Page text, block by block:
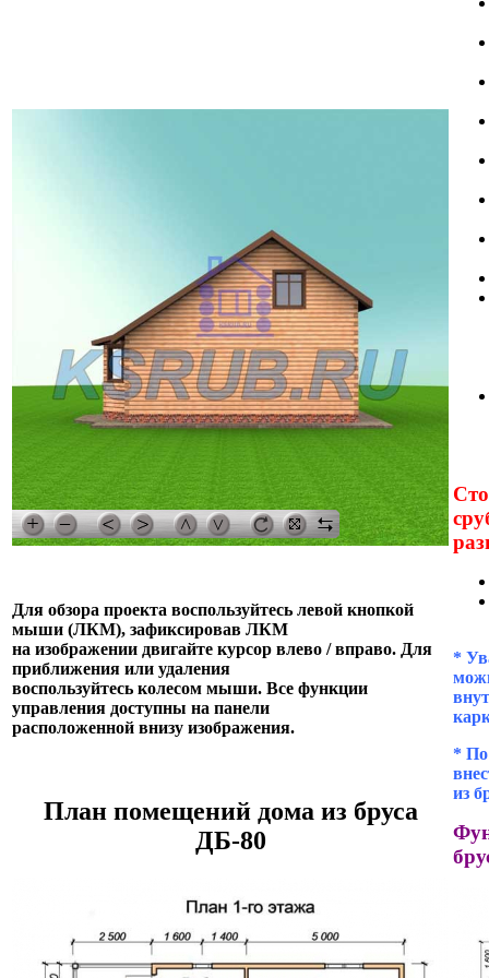
Для обзора проекта воспользуйтесь левой кнопкой
мыши (ЛКМ), зафиксировав ЛКМ
на изображении двигайте курсор влево / вправо. Для
приближения или удаления
воспользуйтесь колесом мыши. Все функции
управления доступны на панели
расположенной внизу изображения.
План помещений дома из бруса
ДБ-80
*
*
из